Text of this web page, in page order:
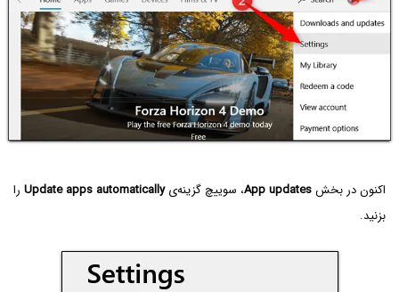
اکنون در بخشApp updates، سوییچ گزینه‌یUpdate apps automatically را
بزنید.